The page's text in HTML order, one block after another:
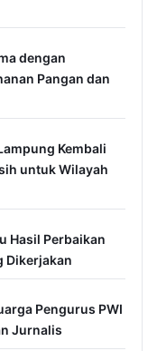
dengan
Pangan dan
Kembali
untuk Wilayah
Hasil Perbaikan
Dikerjakan
Pengurus PWI
Jurnalis